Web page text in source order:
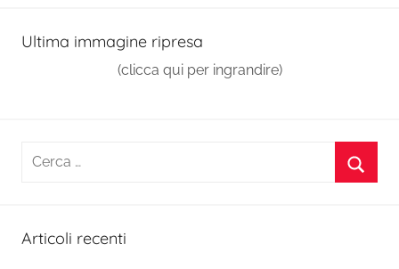
Ultima immagine ripresa
(clicca qui per ingrandire)
Ricerca
Articoli recenti